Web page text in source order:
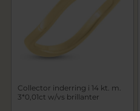
Collector inderring i 14 kt. m.
3*0,01ct w/vs brillanter